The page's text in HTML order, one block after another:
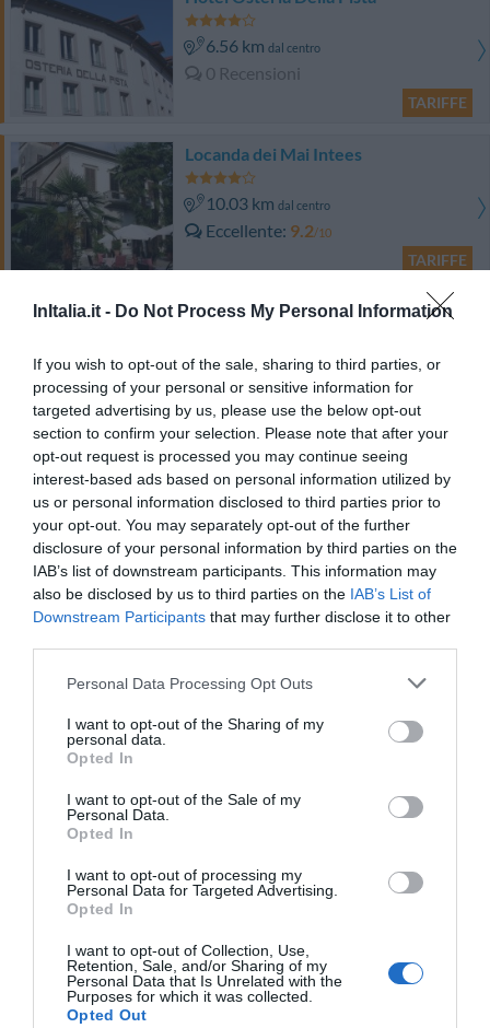
InItalia.it - Do Not Process My Personal Information
If you wish to opt-out of the sale, sharing to third parties, or
processing of your personal or sensitive information for
targeted advertising by us, please use the below opt-out
section to confirm your selection. Please note that after your
opt-out request is processed you may continue seeing
interest-based ads based on personal information utilized by
us or personal information disclosed to third parties prior to
your opt-out. You may separately opt-out of the further
disclosure of your personal information by third parties on the
IAB’s list of downstream participants. This information may
also be disclosed by us to third parties on the IAB’s List of
Downstream Participants that may further disclose it to other
Personal Data Processing Opt Outs
I want to opt-out of the Sharing of my
personal data.
Opted In
I want to opt-out of the Sale of my
Personal Data.
Opted In
I want to opt-out of processing my
Personal Data for Targeted Advertising.
Opted In
I want to opt-out of Collection, Use,
Retention, Sale, and/or Sharing of my
Personal Data that Is Unrelated with the
Purposes for which it was collected.
Opted Out
6.56 km dal centro
0 Recensioni
TARIFFE
Locanda dei Mai Intees
10.03 km dal centro
Eccellente 9.2/10
TARIFFE
Questo hotel ha TARIFFE PRIVATE InItalia Club!
13.18 kmdal centro
Eccezionale 9.7 /10
TARIFFE
Hotel Villa Malpensa
11.02 kmdal centro
Favoloso 8.9/10
TARIFFE
Hotel Ristorante San Carlo
12.36 km
Eccezionale 9.5
Castello Dal Pozzo - Palazzo
Eccellente 9.4/10
Best Western Cavalieri della Corona